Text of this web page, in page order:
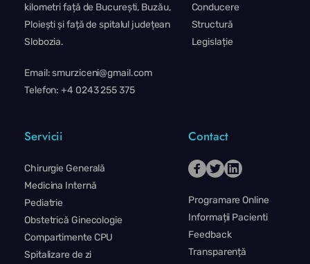
kilometri față de București, Buzău,
Ploiești și față de spitalul județean
Slobozia.
Email: smurziceni@gmail.com
Telefon: +4 0243 255 375
Conducere
Structură
Legislație
Servicii
Chirurgie Generală
Medicina Internă
Pediatrie
Obstetrică Ginecologie
Compartimente CPU
Spitalizare de zi
Contact
Programare Online
Informații Pacienti
Feedback
Transparență